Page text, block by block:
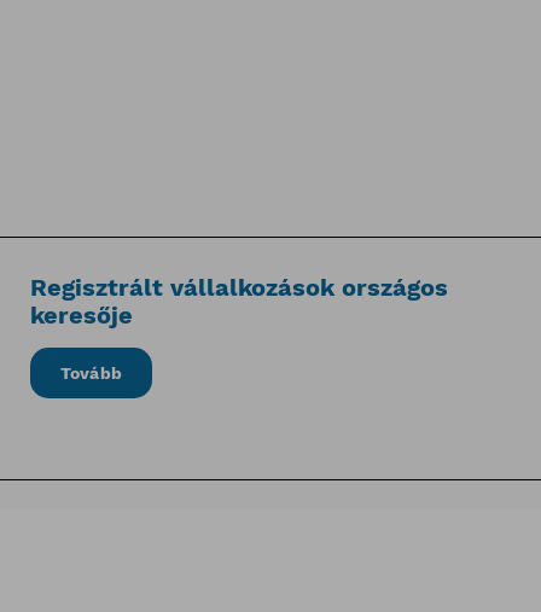
Regisztrált vállalkozások országos
keresője
Tovább